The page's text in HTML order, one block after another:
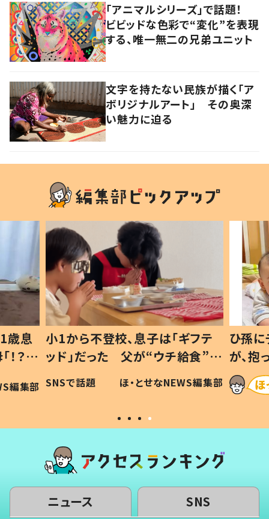
「アニマルシリーズ」で話題！
ビビッドな色彩で“変化”を表現
する、唯一無二の兄弟ユニット
文字を持たない民族が描く「ア
ボリジナルアート」 その奥深
い魅力に迫る
歳息
？」
編集部
小1から不登校、息子は「ギフテ
ッド」だった 父が“ウチ給食”を
作り続ける理由とは #令和の親
#令和の子
SNSで話題 ほ・とせなNEWS編集部
ひ孫
が、
「涙が
い」
ニュース SNS